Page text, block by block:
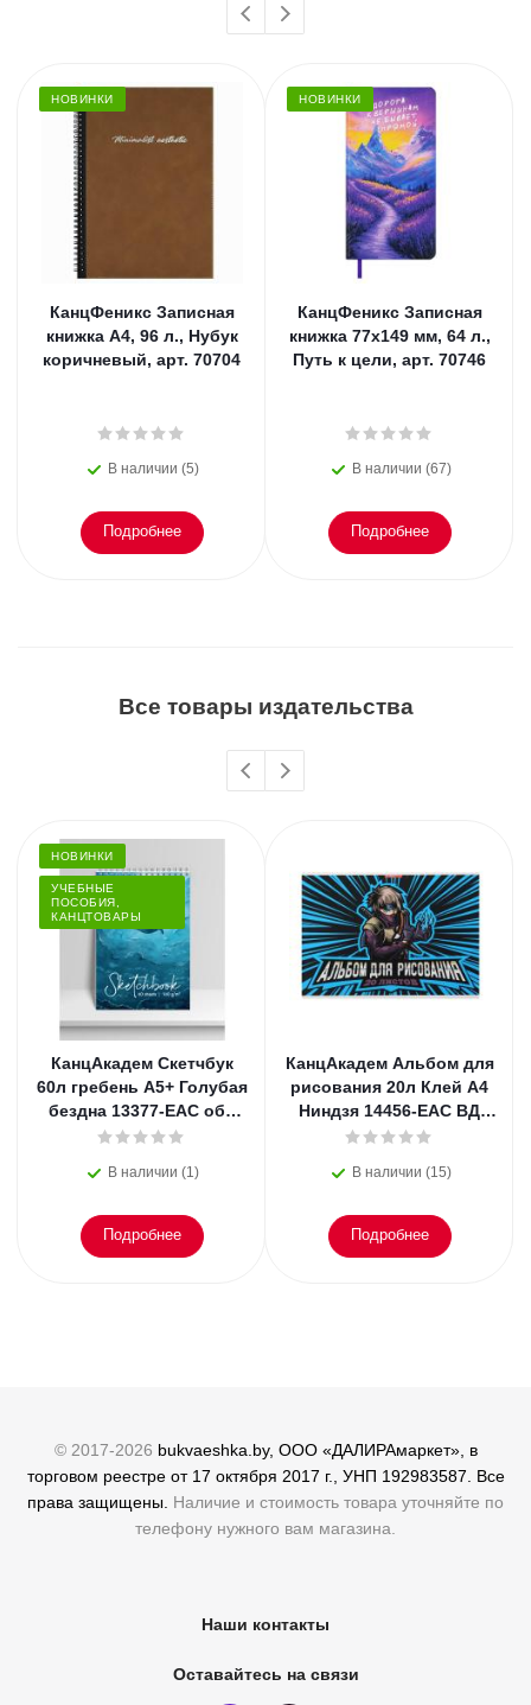
НОВИНКИ
КанцФеникс Записная
книжка А4, 96 л., Нубук
коричневый, арт. 70704
В наличии (5)
Подробнее
НОВИНКИ
КанцФеникс Записная
книжка 77х149 мм, 64 л.,
Путь к цели, арт. 70746
В наличии (67)
Подробнее
Все товары издательства
НОВИНКИ
УЧЕБНЫЕ
ПОСОБИЯ,
КАНЦТОВАРЫ
КанцАкадем Скетчбук
60л гребень А5+ Голубая
бездна 13377-EAC обл
БЦ мат лам 160г
В наличии (1)
Подробнее
КанцАкадем Альбом для
рисования 20л Клей А4
Ниндзя 14456-EAC ВД
лак
В наличии (15)
Подробнее
© 2017-2026 bukvaeshka.by, ООО «ДАЛИРАмаркет», в
торговом реестре от 17 октября 2017 г., УНП 192983587. Все
права защищены. Наличие и стоимость товара уточняйте по
телефону нужного вам магазина.
Наши контакты
Оставайтесь на связи